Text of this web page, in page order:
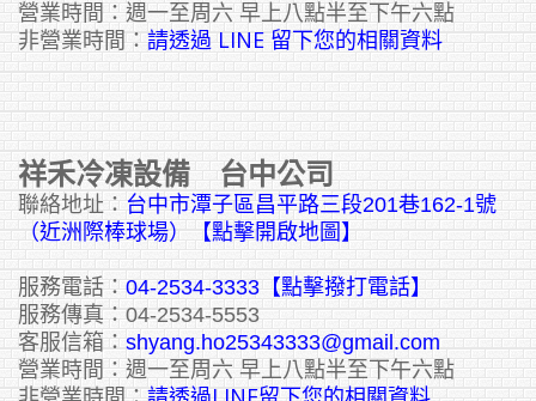
營業時間：週一至周六 早上八點半至下午六點
非營業時間： 請透過 LINE 留下您的相關資料
祥禾冷凍設備 台中公司
聯絡地址： 台中市潭子區昌平路三段201巷162-1號
（近洲際棒球場）【點擊開啟地圖】
服務電話： 04-2534-3333 【點擊撥打電話】
服務傳真：04-2534-5553
客服信箱： shyang.ho25343333@gmail.com
營業時間：週一至周六 早上八點半至下午六點